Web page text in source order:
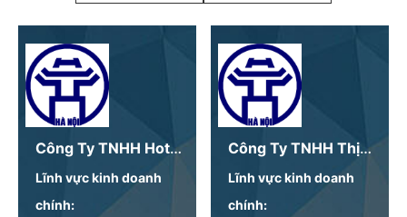
Công Ty TNHH Hotfood Hà Nội
Lĩnh vực kinh doanh
chính:
Công Ty TNHH Thịt Bò Khô Xuân Hương
Lĩnh vực kinh doanh
chính: